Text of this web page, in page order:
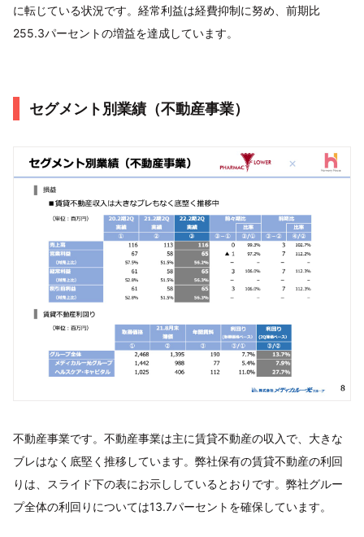
に転じている状況です。経常利益は経費抑制に努め、前期比
255.3パーセントの増益を達成しています。
セグメント別業績（不動産事業）
不動産事業です。不動産事業は主に賃貸不動産の収入で、大きな
ブレはなく底堅く推移しています。弊社保有の賃貸不動産の利回
りは、スライド下の表にお示ししているとおりです。弊社グルー
プ全体の利回りについては13.7パーセントを確保しています。